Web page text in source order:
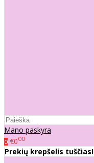
Mano paskyra
0 €000
Prekių krepšelis tuščias!